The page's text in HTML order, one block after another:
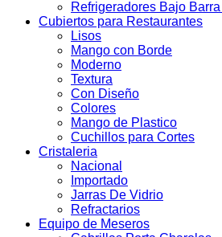
Refrigeradores Bajo
Cubiertos para Restaurantes
Lisos
Mango con Borde
Moderno
Textura
Con Diseño
Colores
Mango de Plastico
Cuchillos para Cortes
Cristaleria
Nacional
Importado
Jarras De Vidrio
Refractarios
Equipo de Meseros